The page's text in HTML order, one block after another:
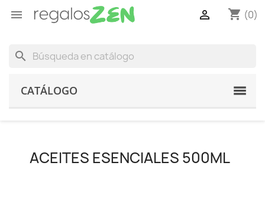
 shopping_cart (0)

search
CATÁLOGO
ACEITES ESENCIALES 500ML